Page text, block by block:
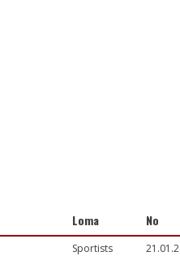
Loma No
Sportists